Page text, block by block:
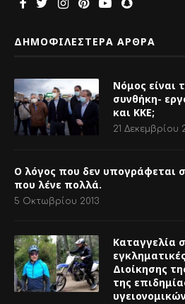
ΔΗΜΟΦΙΛΕΣΤΕΡΑ ΑΡΘΡΑ
Νόμος είναι
συνθήκη-
και ΚΚΕ;
21 Δεκεμβρίου
Ο λόγος που δεν υπογράφεται
που λένε πολλά.
5 Οκτωβρίου 2013
Καταγγελία
Διοίκησης
της